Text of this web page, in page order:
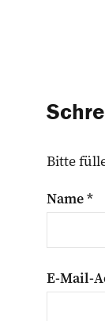
Bitte
Name*
E-Mail-